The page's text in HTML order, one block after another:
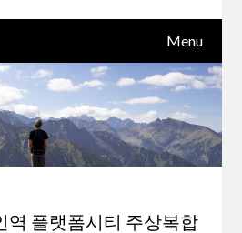
Menu
역 플랫폼시티 주상복합